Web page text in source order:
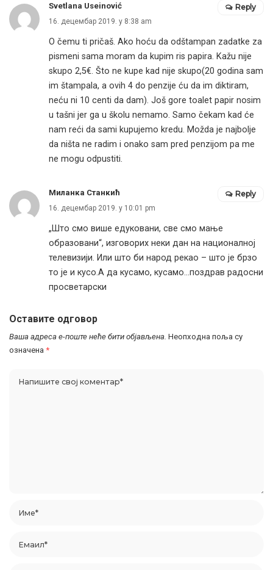
Svetlana Useinović
16. децембар 2019. у 8:38 am
O čemu ti pričaš. Ako hoću da odštampan zadatke za
pismeni sama moram da kupim ris papira. Kažu nije
skupo 2,5€. Što ne kupe kad nije skupo(20 godina sam
im štampala, a ovih 4 do penzije ću da im diktiram,
neću ni 10 centi da dam). Još gore toalet papir nosim
u tašni jer ga u školu nemamo. Samo čekam kad će
nam reći da sami kupujemo kredu. Možda je najbolje
da ništa ne radim i onako sam pred penzijom pa me
ne mogu odpustiti.
Reply
Миланка Станкић
16. децембар 2019. у 10:01 pm
„Што смо више едуковани, све смо мање
образовани“, изговорих неки дан на националној
телевизији. Или што би народ рекао – што је брзо
то је и кусо.А да кусамо, кусамо…поздрав радосни
просветарски
Reply
Оставите одговор
Ваша адреса е-поште неће бити објављена. Неопходна поља су
означена *